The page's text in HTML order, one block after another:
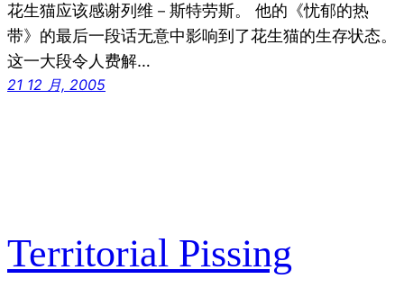
花生猫应该感谢列维－斯特劳斯。 他的《忧郁的热
带》的最后一段话无意中影响到了花生猫的生存状态。
这一大段令人费解…
21 12 月, 2005
Territorial Pissing